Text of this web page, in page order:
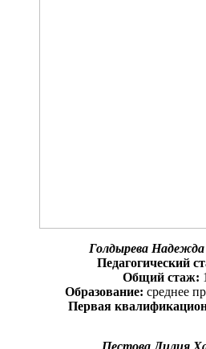
Голдырева Надежда
Педагогический
Общий стаж:
Образование: среднее
Первая
Пестова Лилия